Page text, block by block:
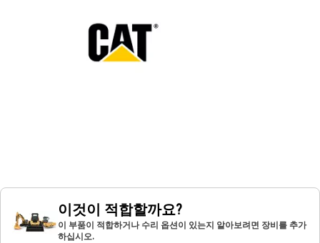
이것이 적합할까요?
이 부품이 적합하거나 수리 옵션이 있는지 알아보려면 장비를 추가
하십시오.